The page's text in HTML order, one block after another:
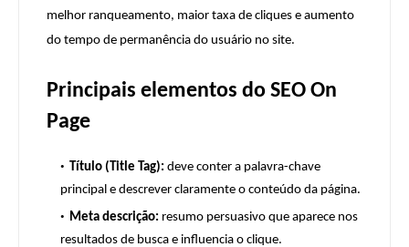
melhor ranqueamento, maior taxa de cliques e aumento
do tempo de permanência do usuário no site.
Principais elementos do SEO On
Page
Título (Title Tag): deve conter a palavra-chave
principal e descrever claramente o conteúdo da página.
Meta descrição: resumo persuasivo que aparece nos
resultados de busca e influencia o clique.